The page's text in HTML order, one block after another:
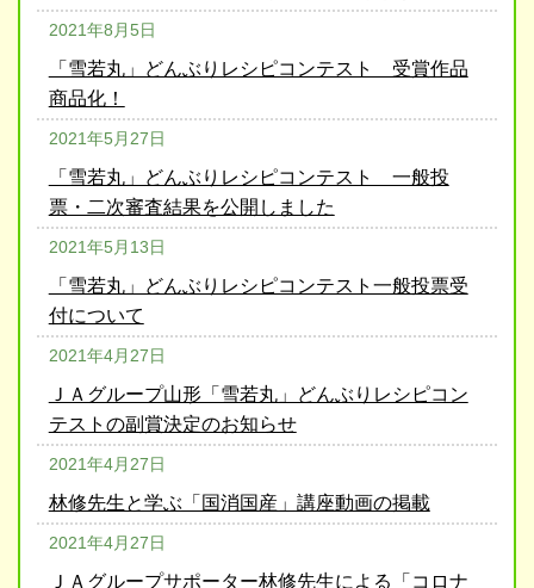
2021年8月5日
「雪若丸」どんぶりレシピコンテスト 受賞作品
商品化！
2021年5月27日
「雪若丸」どんぶりレシピコンテスト 一般投
票・二次審査結果を公開しました
2021年5月13日
「雪若丸」どんぶりレシピコンテスト一般投票受
付について
2021年4月27日
ＪＡグループ山形「雪若丸」どんぶりレシピコン
テストの副賞決定のお知らせ
2021年4月27日
林修先生と学ぶ「国消国産」講座動画の掲載
2021年4月27日
ＪＡグループサポーター林修先生による「コロナ